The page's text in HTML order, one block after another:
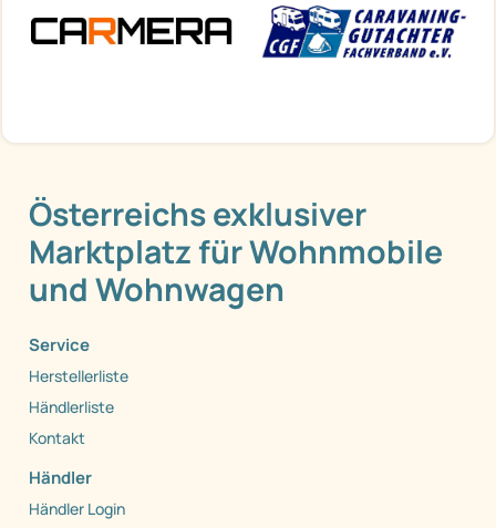
Österreichs exklusiver
Marktplatz für Wohnmobile
und Wohnwagen
Service
Herstellerliste
Händlerliste
Kontakt
Händler
Händler Login